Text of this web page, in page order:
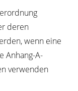
deren
wenn eine
Anhang-A-
verwenden